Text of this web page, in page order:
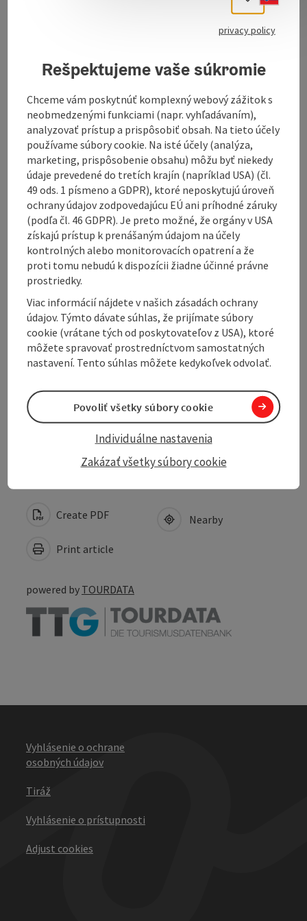
"Schlüßlberger Toscana", between Bad Schallerbach
and Grieskirchen. Even today, its orchard grove and
farm.
The Hofbühne has been a cultural venue since 2000:
the barn, cowshed, stables, courtyard and other
rooms have been adapted for theatre, cabaret, music,
film, exhibitions, seminars and festivities.
Every ...
Display complete description
Contact
Arrival
Prices
Suitability
Accessibility
Create PDF
Print article
Nearby
powered by TOURDATA
Vyhlásenie o ochrane
osobných údajov
Tiráž
Vyhlásenie o prístupnosti
Adjust cookies
privacy policy
Rešpektujeme vaše súkromie
Chceme vám poskytnúť komplexný webový zážitok s
neobmedzenými funkciami (napr. vyhľadávaním),
analyzovať prístup a prispôsobiť obsah. Na tieto účely
používame súbory cookie. Na isté účely (analýza,
marketing, prispôsobenie obsahu) môžu byť niekedy
údaje prevedené do tretích krajín (napríklad USA) (čl.
49 ods. 1 písmeno a GDPR), ktoré neposkytujú úroveň
ochrany údajov zodpovedajúcu EÚ ani príhodné záruky
(podľa čl. 46 GDPR). Je preto možné, že orgány v USA
získajú prístup k prenášaným údajom na účely
kontrolných alebo monitorovacích opatrení a že
proti tomu nebudú k dispozícii žiadne účinné právne
prostriedky.
Viac informácií nájdete v našich zásadách ochrany
údajov. Týmto dávate súhlas, že prijímate súbory
cookie (vrátane tých od poskytovateľov z USA), ktoré
môžete spravovať prostredníctvom samostatných
nastavení. Tento súhlas môžete kedykoľvek odvolať.
Zakázať všetky súbory cookie
Individuálne nastavenia
Povoliť všetky súbory cookie